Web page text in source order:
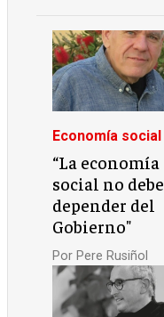
Economía social
“La economía
social no debe
depender del
Gobierno"
Por Pere Rusiñol